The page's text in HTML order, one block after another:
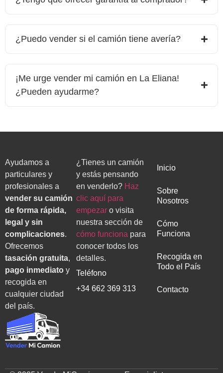
¿Puedo vender si el camión tiene avería?
¡Me urge vender mi camión en La Eliana!
¿Pueden ayudarme?
Ayudamos a
particulares y
profesionales a
vender su camión
de forma rápida,
legal y sin
complicaciones.
Ofrecemos
tasación gratuita,
pago inmediato y
recogida en
cualquier ciudad
del país.
¿Tienes un camión
y estás pensando
en venderlo? Haz
clic aquí para
empezaro visita
nuestra sección de
cómo funciona para
conocer todos los
detalles.
Teléfono
+34 662 369 313
Inicio
Sobre
Nosotros
Cómo
Funciona
Recogida en
Todo el País
Contacto